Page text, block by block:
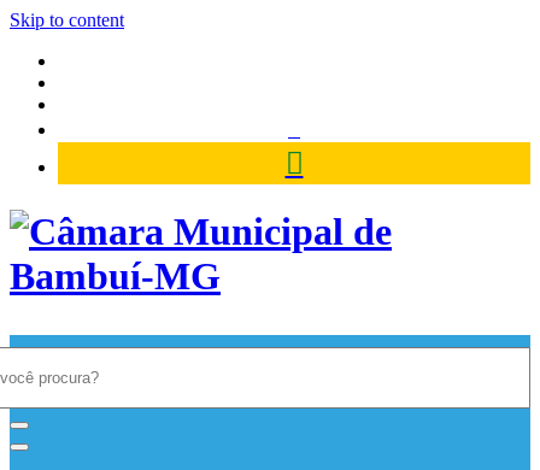
Skip to content
Câmara Municipal de Bambuí-
MG